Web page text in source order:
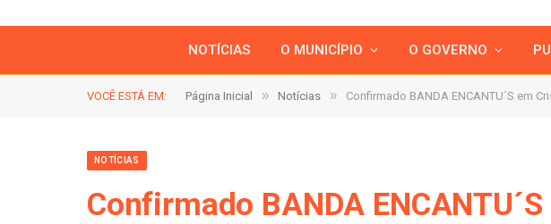
NOTÍCIAS O MUNICÍPIO O GOVERNO
VOCÊ ESTÁ EM: Página Inicial » Notícias » Confirmado BANDA ENCANTU´S em
NOTÍCIAS
Confirmado BANDA